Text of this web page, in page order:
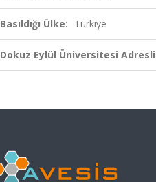
Basıldığı Ülke: Türkiye
Dokuz Eylül Üniversitesi